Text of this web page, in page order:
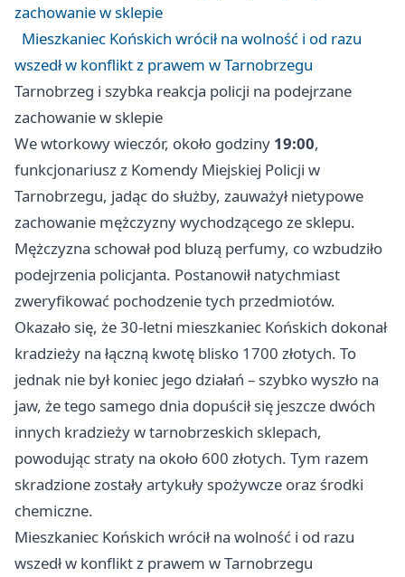
zachowanie w sklepie
Mieszkaniec Końskich wrócił na wolność i od razu
wszedł w konflikt z prawem w Tarnobrzegu
Tarnobrzeg i szybka reakcja policji na podejrzane
zachowanie w sklepie
We wtorkowy wieczór, około godziny 19:00,
funkcjonariusz z Komendy Miejskiej Policji w
Tarnobrzegu, jadąc do służby, zauważył nietypowe
zachowanie mężczyzny wychodzącego ze sklepu.
Mężczyzna schował pod bluzą perfumy, co wzbudziło
podejrzenia policjanta. Postanowił natychmiast
zweryfikować pochodzenie tych przedmiotów.
Okazało się, że 30-letni mieszkaniec Końskich dokonał
kradzieży na łączną kwotę blisko 1700 złotych. To
jednak nie był koniec jego działań – szybko wyszło na
jaw, że tego samego dnia dopuścił się jeszcze dwóch
innych kradzieży w tarnobrzeskich sklepach,
powodując straty na około 600 złotych. Tym razem
skradzione zostały artykuły spożywcze oraz środki
chemiczne.
Mieszkaniec Końskich wrócił na wolność i od razu
wszedł w konflikt z prawem w Tarnobrzegu